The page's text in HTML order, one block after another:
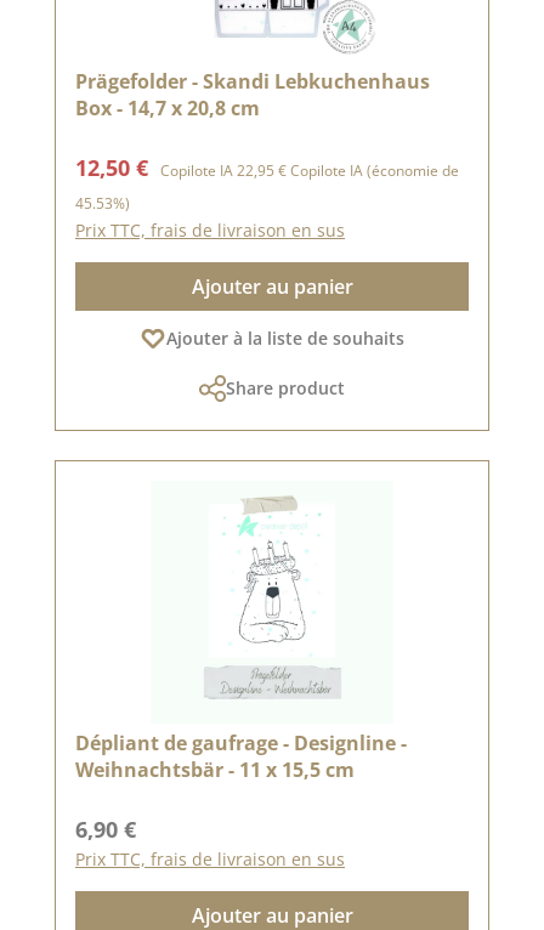
Prägefolder - Skandi Lebkuchenhaus
Box - 14,7 x 20,8 cm
Prix de vente :
12,50 € Copilote IA Prix régulier :
22,95 €Copilote IA(économie de
45.53%)
Prix TTC, frais de livraison en sus
Ajouter au panier
Ajouter à la liste de souhaits
Share product
Dépliant de gaufrage - Designline -
Weihnachtsbär - 11 x 15,5 cm
Prix régulier :
6,90 €
Prix TTC, frais de livraison en sus
Ajouter au panier